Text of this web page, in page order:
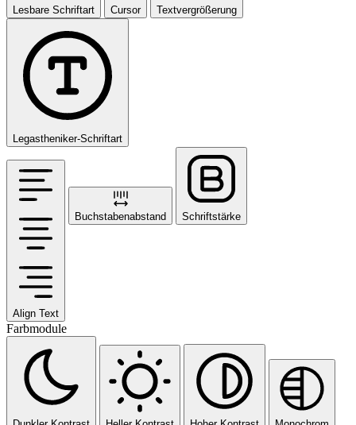
Lesbare Schriftart Cursor Textvergrößerung
Legastheniker-Schriftart
Align Text
Buchstabenabstand Schriftstärke
Farbmodule